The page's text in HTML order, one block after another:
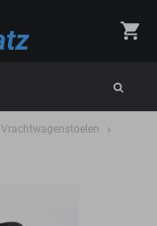
Vrachtwagenstoelen